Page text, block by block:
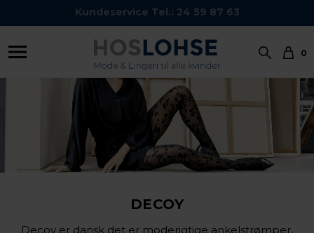
Kundeservice Tel.: 24 59 87 63
0
DECOY
Decoy er dansk det er moderigtige ankelstrømper,